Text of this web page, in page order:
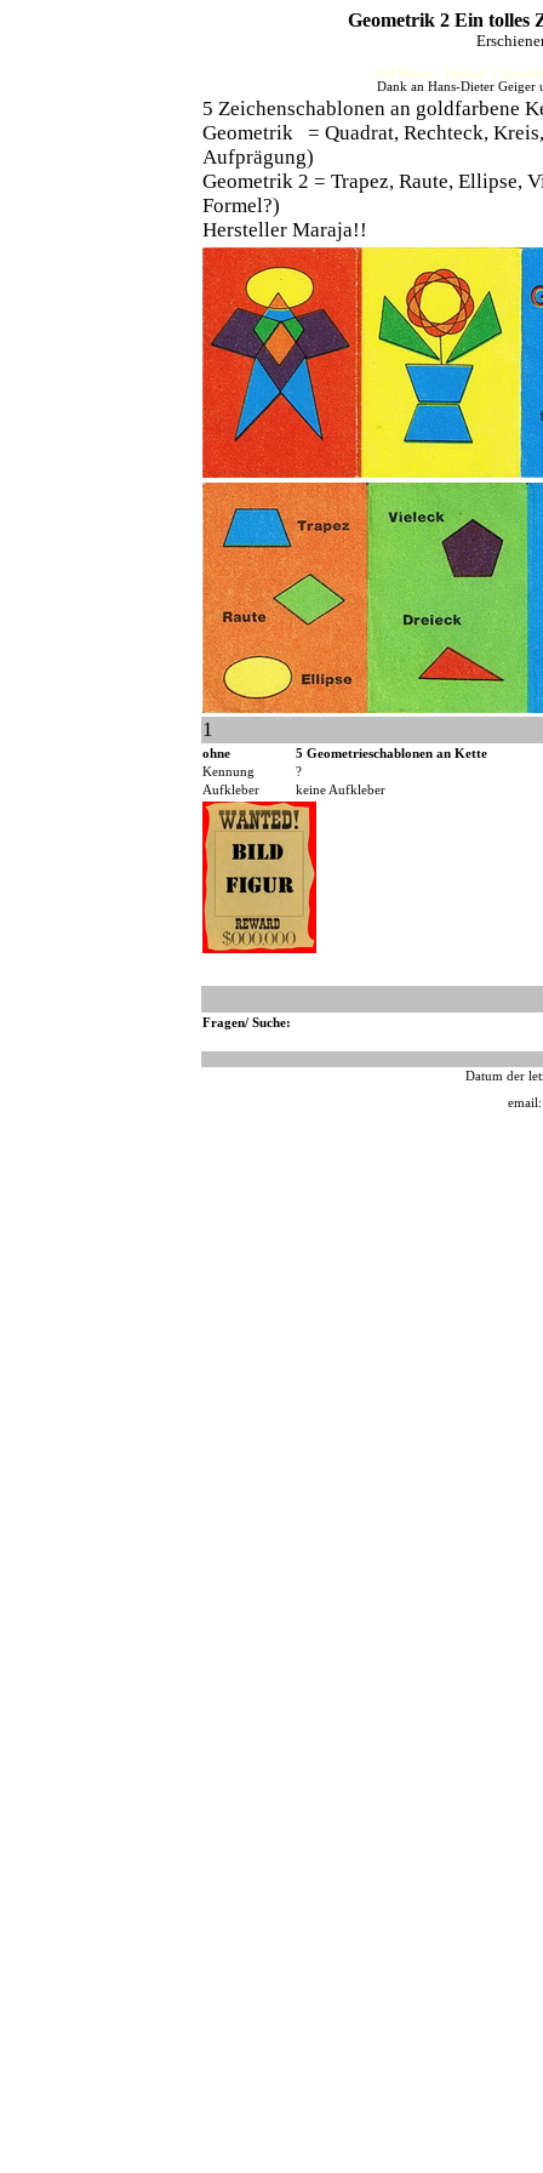
Geometrik 2 Ein tolles
HJFHenze - Helmut´s
Dank an Hans-Dieter Geiger
5 Zeichenschablonen an goldfarbene
Geometrik = Quadrat, Rechteck,
Aufprägung)
Geometrik 2 = Trapez, Raute, Ellipse,
Formel?)
Hersteller Maraja!!
1
ohne
5 Geometrieschablonen an Kette
Kennung
?
Aufkleber
keine Aufkleber
Fragen/ Suche:
Datum der